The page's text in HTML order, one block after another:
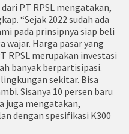
PT RPSL mengatakan,
“Sejak 2022 sudah ada
pada prinsipnya siap beli
Harga pasar yang
RPSL merupakan investasi
banyak berpartisipasi.
sekitar. Bisa
Sisanya 10 persen baru
juga mengatakan,
dengan spesifikasi K300